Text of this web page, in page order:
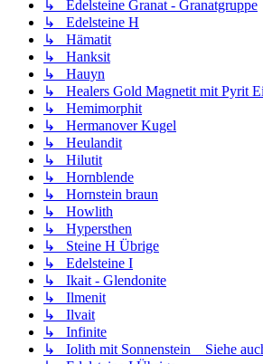
↳ Edelsteine Granat - Granatgruppe
↳ Edelsteine H
↳ Hämatit
↳ Hanksit
↳ Hauyn
↳ Healers Gold Magnetit mit Pyrit
↳ Hemimorphit
↳ Hermanover Kugel
↳ Heulandit
↳ Hilutit
↳ Hornblende
↳ Hornstein braun
↳ Howlith
↳ Hypersthen
↳ Steine H Übrige
↳ Edelsteine I
↳ Ikait - Glendonite
↳ Ilmenit
↳ Ilvait
↳ Infinite
↳ Iolith mit Sonnenstein _ Siehe